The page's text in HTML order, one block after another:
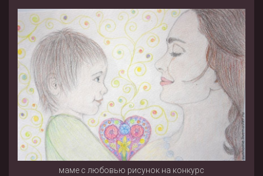
маме с любовью рисунок на конкурс